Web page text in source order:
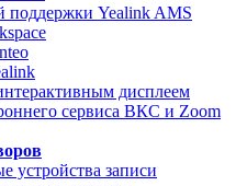
поддержки Yealink AMS
дисплеем
сервиса ВКС и Zoom
устройства записи